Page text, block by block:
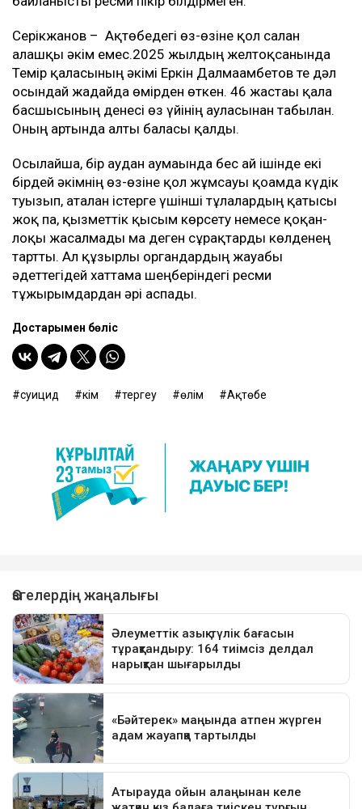
Серікжанов – Ақтөбедегі өз-өзіне қол салған
алғашқы әкім емес.2025 жылдың желтоқсанында
Темір қаласының әкімі Еркін Далмағамбетов те дәл
осындай жағдайда өмірден өткен. 46 жастағы қала
басшысының денесі өз үйінің ауласынан табылған.
Оның артында алты баласы қалды.
Осылайша, бір аудан аумағында бес ай ішінде екі
бірдей әкімнің өз-өзіне қол жұмсауы қоғамда күдік
туғызып, аталған істерге үшінші тұлғалардың қатысы
жоқ па, қызметтік қысым көрсету немесе қоқан-
лоқы жасалмады ма деген сұрақтарды көлденең
тартты. Ал құзырлы органдардың жауабы
әдеттегідей хаттама шеңберіндегі ресми
тұжырымдардан әрі аспады.
Достарыңмен бөліс
суицид әкім тергеу өлім Ақтөбе